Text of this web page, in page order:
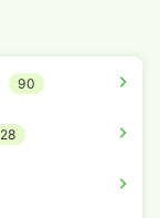
90
28